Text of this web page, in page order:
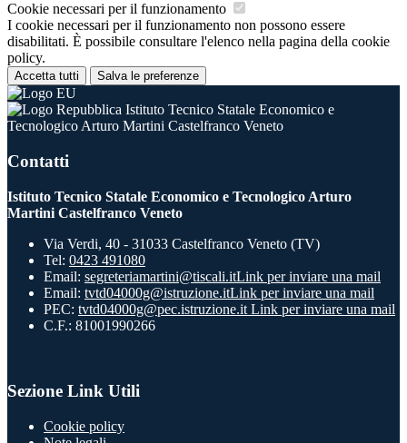
Cookie necessari per il funzionamento
I cookie necessari per il funzionamento non possono essere
disabilitati. È possibile consultare l'elenco nella pagina della cookie
policy.
Accetta tutti Salva le preferenze
Istituto Tecnico Statale Economico e
Tecnologico Arturo Martini Castelfranco Veneto
Contatti
Istituto Tecnico Statale Economico e Tecnologico Arturo
Martini Castelfranco Veneto
Via Verdi, 40 - 31033 Castelfranco Veneto (TV)
Tel: 0423 491080
Email: segreteriamartini@tiscali.itLink per inviare una mail
Email: tvtd04000g@istruzione.itLink per inviare una mail
PEC: tvtd04000g@pec.istruzione.it Link per inviare una mail
C.F.: 81001990266
Sezione Link Utili
Cookie policy